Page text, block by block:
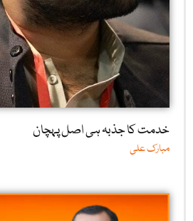
خدمت کا جذبہ ہی اصل پہچان
مبارک علی